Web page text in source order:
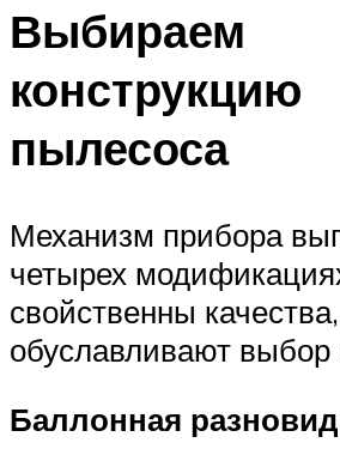
Выбираем
конструкцию
пылесоса
Механизм прибора
четырех
свойственны
обуславливают выбор
Баллонная